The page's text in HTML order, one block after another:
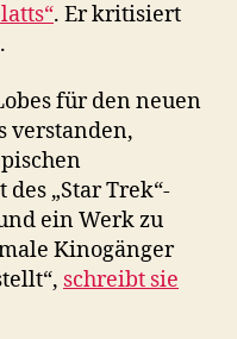
. Er kritisiert
für den neuen
verstanden,
„Star Trek“-
ein Werk zu
Kinogänger
schreibt sie